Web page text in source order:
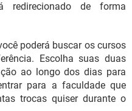
redirecionado de forma
poderá buscar os cursos
Escolha suas duas
ao longo dos dias para
para a faculdade que
trocas quiser durante o